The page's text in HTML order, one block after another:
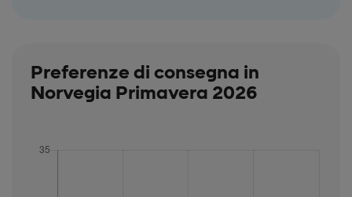
Preferenze di consegna in
Norvegia Primavera 2026